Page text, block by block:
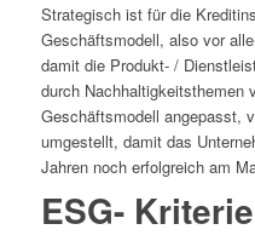
Strategisch ist für die
Geschäftsmodell, also vor
damit die Produkt- /
durch Nachhaltigkeitsthemen
Geschäftsmodell angepasst,
umgestellt, damit das
Jahren noch erfolgreich am
ESG-